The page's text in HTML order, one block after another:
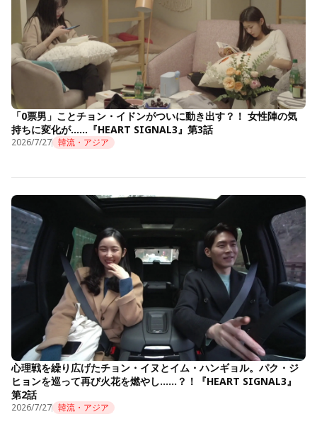
「0票男」ことチョン・イドンがついに動き出す？！ 女性陣の気
持ちに変化が……『HEART SIGNAL3』第3話
2026/7/27 韓流・アジア
心理戦を繰り広げたチョン・イヌとイム・ハンギョル。パク・ジ
ヒョンを巡って再び火花を燃やし……？！『HEART SIGNAL3』
第2話
2026/7/27 韓流・アジア